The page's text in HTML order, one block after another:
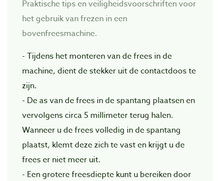
Praktische tips en veiligheidsvoorschriften voor
het gebruik van frezen in een
bovenfreesmachine.
- Tijdens het monteren van de frees in de
machine, dient de stekker uit de contactdoos te
zijn.
- De as van de frees in de spantang plaatsen en
vervolgens circa 5 millimeter terug halen.
Wanneer u de frees volledig in de spantang
plaatst, klemt deze zich te vast en krijgt u de
frees er niet meer uit.
- Een grotere freesdiepte kunt u bereiken door